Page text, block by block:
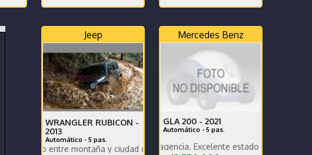
Jeep
WRANGLER RUBICON -
2013
Automático - 5 pas.
entre montaña y ciudad que atrae miradas - NO RECIBO CARRO
Mercedes Benz
GLA 200 - 2021
Automático - 5 pas.
Mantenimiento en agencia. Excelente estado de pintura. Precio